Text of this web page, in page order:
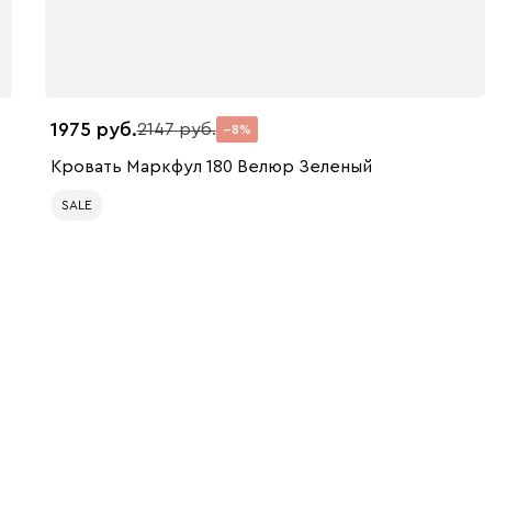
1975 2147 8
Кровать Маркфул 180 Велюр Зеленый
SALE